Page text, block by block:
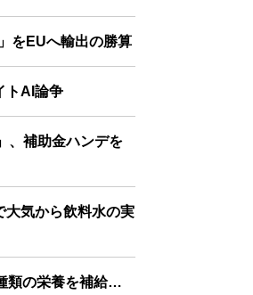
をEUへ輸出の勝算
トAI論争
、補助金ハンデを
大気から飲料水の実
類の栄養を補給…
JOURNAL